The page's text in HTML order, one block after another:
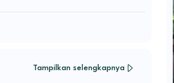
Tampilkan selengkapnya